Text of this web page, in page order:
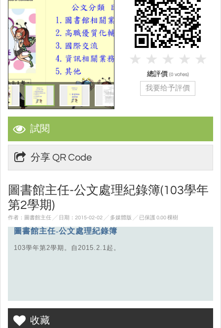
試閱
分享 QR Code
圖書館主任-公文處理紀錄簿(103學年
第2學期)
作者：圖書館主任 ╱ 日期：2015-02-02 ╱ 多媒體版 ╱ 已保護 0.00 棵樹
圖書館主任-公文處理紀錄簿
103學年第2學期。自2015.2.1起。
收藏
總評價 (0 votes)
我要给予評價